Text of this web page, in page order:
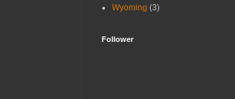
Wyoming (3)
Follower